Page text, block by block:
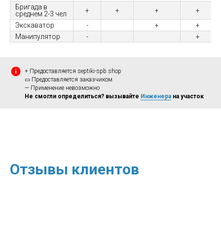
Бригада в
среднем 2-3 чел
+ + +
+
Экскаватор
- +
+
Манипулятор
- +
+ Предоставляется septiki-spb.shop
▭ Предоставляется заказчиком
— Применение невозможно
Не смогли определиться? вызывайте Инженера на участок
Отзывы клиентов